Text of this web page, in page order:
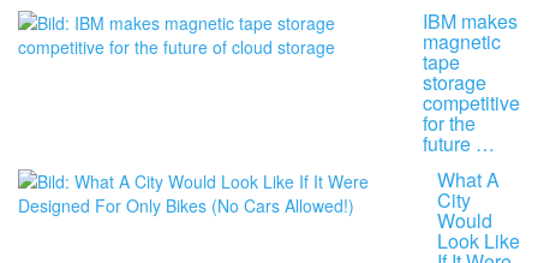
IBM makes
magnetic
tape
storage
competitive
for the
future …
What A
City
Would
Look Like